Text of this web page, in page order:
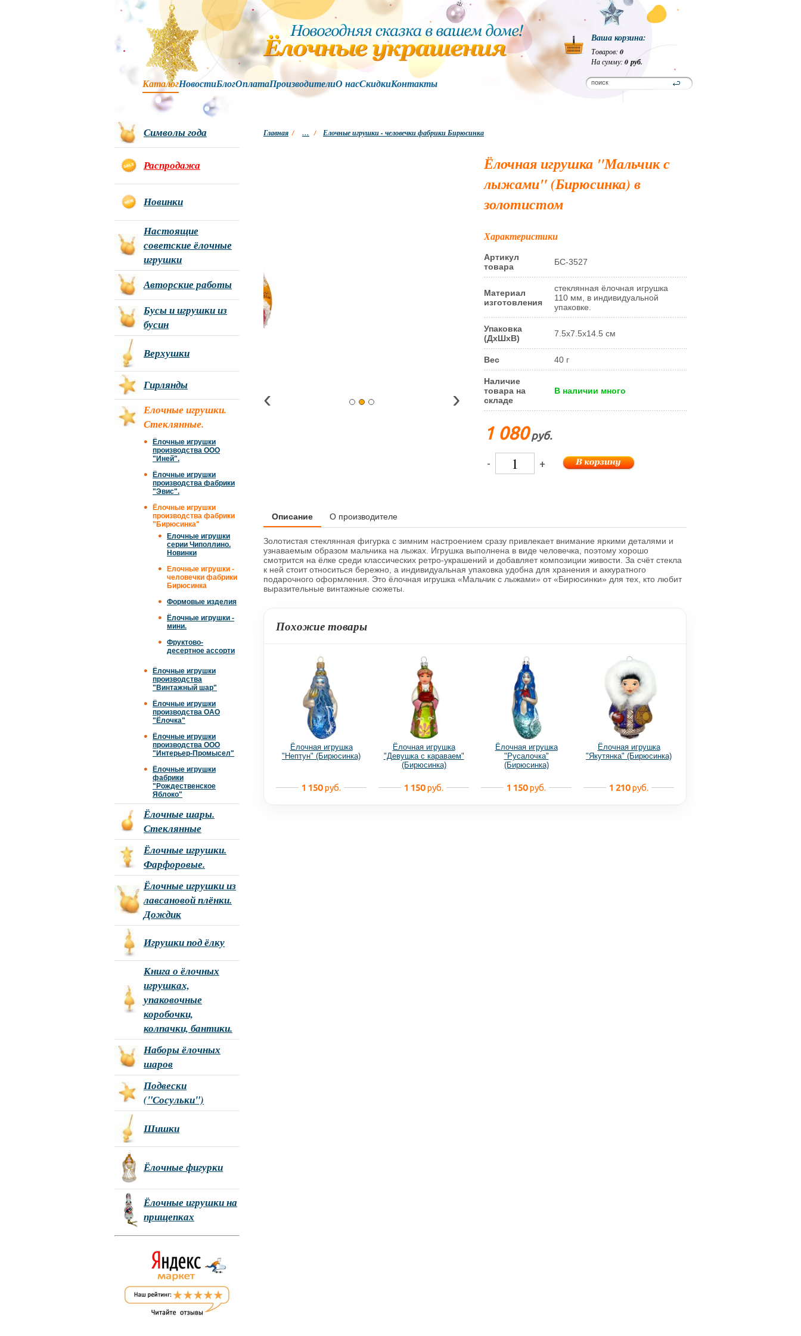
Ваша корзина:
Товаров: 0
На сумму: 0 руб.
КаталогНовостиБлогОплатаПроизводителиО насСкидкиКонтакты
Главная / … / Елочные игрушки - человечки фабрики Бирюсинка
‹ ›
Ёлочная игрушка "Мальчик с
лыжами" (Бирюсинка) в
золотистом
Характеристики
Артикул
товара
БС-3527
Материал
изготовления
стеклянная ёлочная игрушка
110 мм, в индивидуальной
упаковке.
Упаковка
(ДxШxВ)
7.5x7.5x14.5 см
Вес 40 г
Наличие
товара на
складе
В наличии много
1 080руб.
- +
Описание О производителе
Золотистая стеклянная фигурка с зимним настроением сразу привлекает внимание яркими деталями и
узнаваемым образом мальчика на лыжах. Игрушка выполнена в виде человечка, поэтому хорошо
смотрится на ёлке среди классических ретро-украшений и добавляет композиции живости. За счёт стекла
к ней стоит относиться бережно, а индивидуальная упаковка удобна для хранения и аккуратного
подарочного оформления. Это ёлочная игрушка «Мальчик с лыжами» от «Бирюсинки» для тех, кто любит
выразительные винтажные сюжеты.
Похожие товары
Ёлочная игрушка
"Нептун" (Бирюсинка)
1 150руб.
Ёлочная игрушка
"Девушка с караваем"
(Бирюсинка)
1 150руб.
Ёлочная игрушка
"Русалочка"
(Бирюсинка)
1 150руб.
Ёлочная игрушка
"Якутянка" (Бирюсинка)
1 210руб.
Символы года
Распродажа
Новинки
Настоящие
советские ёлочные
игрушки
Авторские работы
Бусы и игрушки из
бусин
Верхушки
Гирлянды
Елочные игрушки.
Стеклянные.
Ёлочные игрушки
производства ООО
"Иней".
Ёлочные игрушки
производства фабрики
"Эвис".
Ёлочные игрушки
производства фабрики
"Бирюсинка"
Елочные игрушки
серии Чиполлино.
Новинки
Елочные игрушки -
человечки фабрики
Бирюсинка
Формовые изделия
Ёлочные игрушки -
мини.
Фруктово-
десертное ассорти
Ёлочные игрушки
производства
"Винтажный шар"
Ёлочные игрушки
производства ОАО
"Ёлочка"
Ёлочные игрушки
производства ООО
"Интерьер-Промысел"
Ёлочные игрушки
фабрики
"Рождественское
Яблоко"
Ёлочные шары.
Стеклянные
Ёлочные игрушки.
Фарфоровые.
Ёлочные игрушки из
лавсановой плёнки.
Дождик
Игрушки под ёлку
Книга о ёлочных
игрушках,
упаковочные
коробочки,
колпачки, бантики.
Наборы ёлочных
шаров
Подвески
("Сосульки")
Шишки
Ёлочные фигурки
Ёлочные игрушки на
прищепках